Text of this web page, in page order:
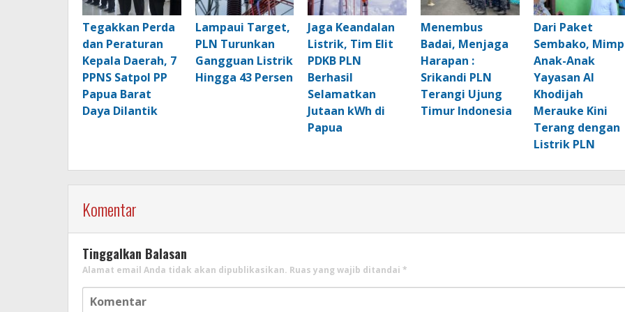
Tegakkan Perda
dan Peraturan
Kepala Daerah, 7
PPNS Satpol PP
Papua Barat
Daya Dilantik
Lampaui Target,
PLN Turunkan
Gangguan Listrik
Hingga 43 Persen
Jaga Keandalan
Listrik, Tim Elit
PDKB PLN
Berhasil
Selamatkan
Jutaan kWh di
Papua
Menembus
Badai, Menjaga
Harapan :
Srikandi PLN
Terangi Ujung
Timur Indonesia
Dari Paket
Sembako,
Anak-Anak
Yayasan Al
Khodijah
Merauke Kini
Terang dengan
Listrik PLN
Komentar
Tinggalkan Balasan
Alamat email Anda tidak akan dipublikasikan. Ruas yang wajib ditandai *